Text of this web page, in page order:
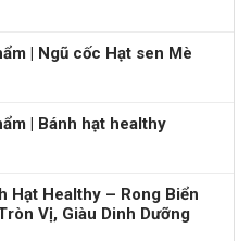
| Ngũ cốc Hạt sen Mè
| Bánh hạt healthy
Hạt Healthy – Rong Biển
Vị, Giàu Dinh Dưỡng